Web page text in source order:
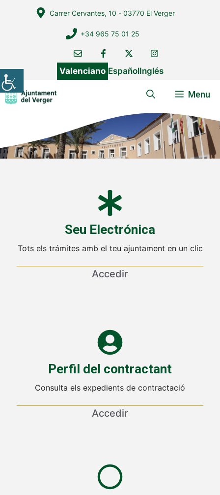
Carrer Cervantes, 10 - 03770 El Verger
+34 965 75 01 25
Valenciano EspañolInglés
Menu
Seu Electrónica
Tots els trámites amb el teu ajuntament en un clic
Accedir
Perfil del contractant
Consulta els expedients de contractació
Accedir